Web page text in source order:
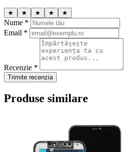
★ ★ ★ ★ ★
Nume *
Email *
Recenzie *
Trimite recenzia
Produse similare